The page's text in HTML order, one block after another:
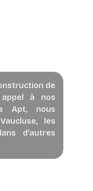
de
à nos
Apt, nous
les
d’autres